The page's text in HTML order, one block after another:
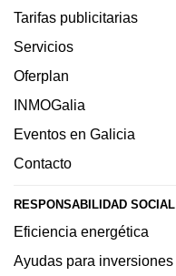
Tarifas publicitarias
Servicios
Oferplan
INMOGalia
Eventos en Galicia
Contacto
RESPONSABILIDAD SOCIAL
Eficiencia energética
Ayudas para inversiones